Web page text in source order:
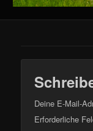
Deine E-Mail-
Erforderliche